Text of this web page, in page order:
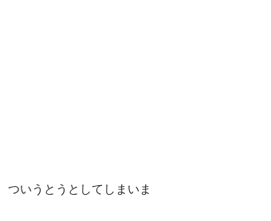
ついうとうとしてしまいま